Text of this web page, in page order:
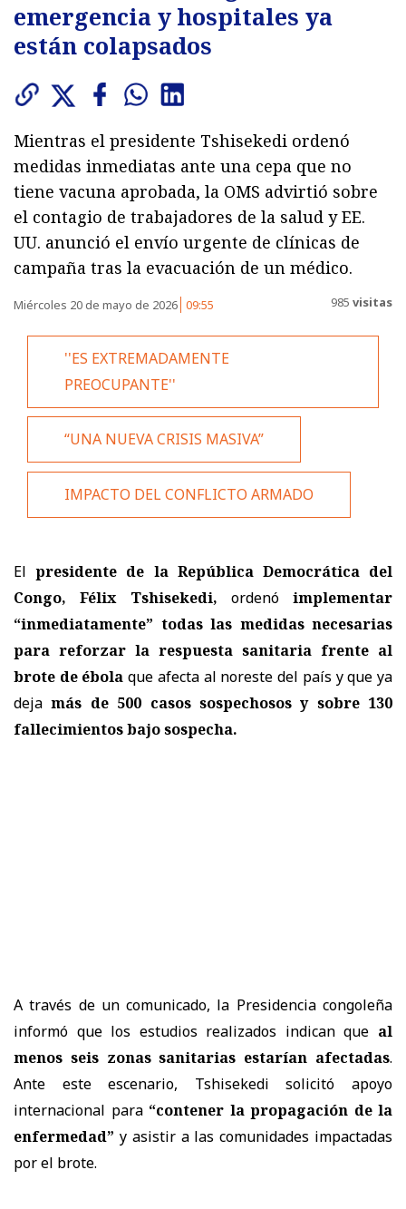
emergencia y hospitales ya
están colapsados
Mientras el presidente Tshisekedi ordenó
medidas inmediatas ante una cepa que no
tiene vacuna aprobada, la OMS advirtió sobre
el contagio de trabajadores de la salud y EE.
UU. anunció el envío urgente de clínicas de
campaña tras la evacuación de un médico.
Miércoles 20 de mayo de 2026 09:55 985 visitas
''ES EXTREMADAMENTE
PREOCUPANTE''
“UNA NUEVA CRISIS MASIVA”
IMPACTO DEL CONFLICTO ARMADO
Elpresidente de la República Democrática del
Congo,Félix Tshisekedi, ordenó implementar
“inmediatamente” todas las medidas necesarias
para reforzar la respuesta sanitaria frente al
brote de ébola que afecta al noreste del país y que ya
dejamás de 500 casos sospechosos y sobre 130
fallecimientos bajo sospecha.
A través de un comunicado, la Presidencia congoleña
informó que los estudios realizados indican que al
menos seis zonas sanitarias estarían afectadas.
Ante este escenario, Tshisekedi solicitó apoyo
internacional para “contener la propagación de la
enfermedad” y asistir a las comunidades impactadas
por el brote.